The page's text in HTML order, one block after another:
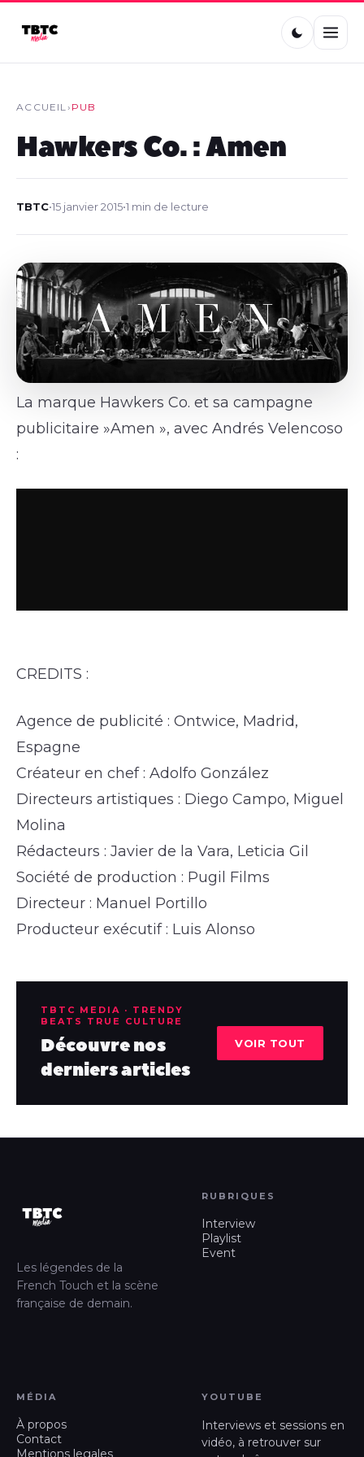
ACCUEIL› PUB
Hawkers Co. : Amen
TBTC•15 janvier 2015•1 min de lecture
La marque Hawkers Co. et sa campagne
publicitaire »Amen », avec Andrés Velencoso
:
CREDITS :
Agence de publicité : Ontwice, Madrid,
Espagne
Créateur en chef : Adolfo González
Directeurs artistiques : Diego Campo, Miguel
Molina
Rédacteurs : Javier de la Vara, Leticia Gil
Société de production : Pugil Films
Directeur : Manuel Portillo
Producteur exécutif : Luis Alonso
TBTC MEDIA · TRENDY
BEATS TRUE CULTURE
Découvre nos
derniers articles
VOIR TOUT
Les légendes de la
French Touch et la scène
française de demain.
RUBRIQUES
Interview
Playlist
Event
MÉDIA
À propos
Contact
Mentions legales
YOUTUBE
Interviews et sessions en
vidéo, à retrouver sur